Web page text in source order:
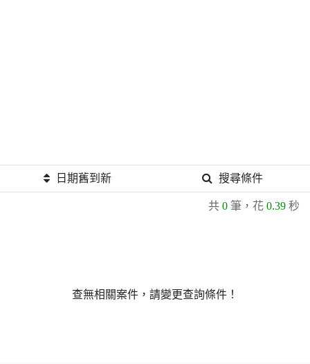
日期舊到新 搜尋條件
共 0 筆，花 0.39 秒
查無相關案件，請變更查詢條件！